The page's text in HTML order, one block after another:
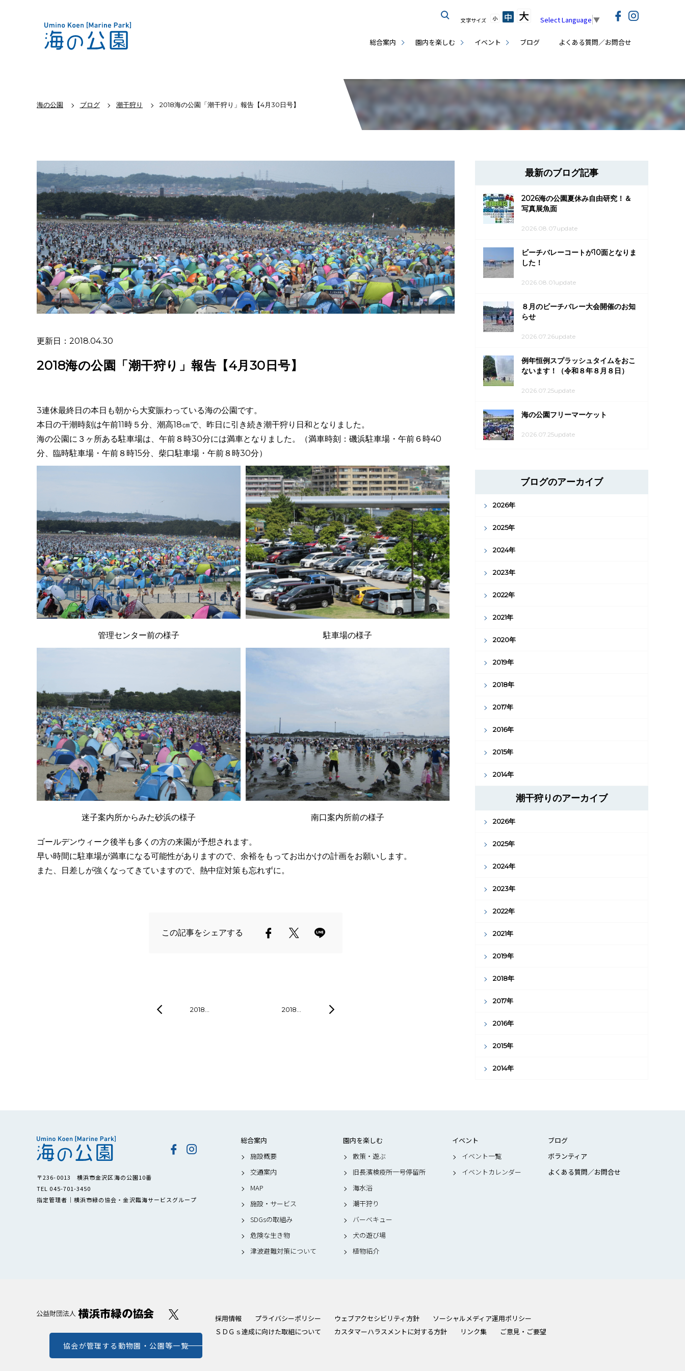
総合案内 園内を楽しむ イベント ブログ よくある質問／お問合せ
文字サイズ 小 中 大 Select Language ▼
海の公園 ブログ 潮干狩り 2018海の公園「潮干狩り」報告【4月30日号】
更新日：2018.04.30
2018海の公園「潮干狩り」報告【4月30日号】
3連休最終日の本日も朝から大変賑わっている海の公園です。
本日の干潮時刻は午前11時５分、潮高18㎝で、昨日に引き続き潮干狩り日和となりました。
海の公園に３ヶ所ある駐車場は、午前８時30分には満車となりました。（満車時刻：磯浜駐車場・午前６時40
分、臨時駐車場・午前８時15分、柴口駐車場・午前８時30分）
管理センター前の様子 駐車場の様子
迷子案内所からみた砂浜の様子 南口案内所前の様子
ゴールデンウィーク後半も多くの方の来園が予想されます。
早い時間に駐車場が満車になる可能性がありますので、余裕をもってお出かけの計画をお願いします。
また、日差しが強くなってきていますので、熱中症対策も忘れずに。
この記事をシェアする
2018… 2018…
最新のブログ記事
2026海の公園夏休み自由研究！＆
写真展魚面
2026.08.07update
ビーチバレーコートが10面となりま
した！
2026.08.01update
８月のビーチバレー大会開催のお知
らせ
2026.07.26update
例年恒例スプラッシュタイムをおこ
ないます！（令和８年８月８日）
2026.07.25update
海の公園フリーマーケット
2026.07.25update
ブログのアーカイブ
2026年
2025年
2024年
2023年
2022年
2021年
2020年
2019年
2018年
2017年
2016年
2015年
2014年
潮干狩りのアーカイブ
2026年
2025年
2024年
2023年
2022年
2021年
2019年
2018年
2017年
2016年
2015年
2014年
〒236-0013 横浜市金沢区海の公園10番
TEL 045-701-3450
指定管理者｜横浜市緑の協会・金沢臨海サービスグループ
総合案内
施設概要
交通案内
MAP
施設・サービス
SDGsの取組み
危険な生き物
津波避難対策について
園内を楽しむ
散策・遊ぶ
旧長濱検疫所一号停留所
海水浴
潮干狩り
バーベキュー
犬の遊び場
植物紹介
イベント
イベント一覧
イベントカレンダー
ブログ
ボランティア
よくある質問／お問合せ
協会が管理する動物園・公園等一覧
採用情報 プライバシーポリシー ウェブアクセシビリティ方針
ソーシャルメディア運用ポリシー
ＳＤＧｓ達成に向けた取組について
カスタマーハラスメントに対する方針 リンク集 ご意見・ご要望